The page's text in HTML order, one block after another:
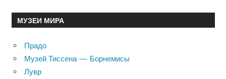
МУЗЕИ МИРА
Прадо
Музей Тиссена — Борнемисы
Лувр